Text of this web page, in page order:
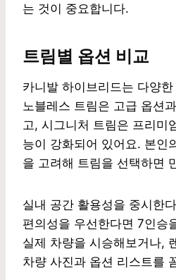
는 것이 중요합니다.
트림별 옵션 비교
카니발 하이브리드는 다양
노블레스 트림은 고급 옵션
고, 시그니처 트림은 프리미
능이 강화되어 있어요. 본인
을 고려해 트림을 선택하면
실내 공간 활용성을 중시한
편의성을 우선한다면 7인승
실제 차량을 시승해보거나,
차량 사진과 옵션 리스트를